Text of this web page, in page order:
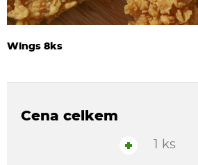
Wings 8ks
Cena celkem
+ 1 ks